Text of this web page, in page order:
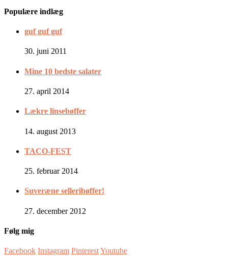
Populære indlæg
guf guf guf
30. juni 2011
Mine 10 bedste salater
27. april 2014
Lækre linsebøffer
14. august 2013
TACO-FEST
25. februar 2014
Suveræne selleribøffer!
27. december 2012
Følg mig
Facebook Instagram PinterestYoutube